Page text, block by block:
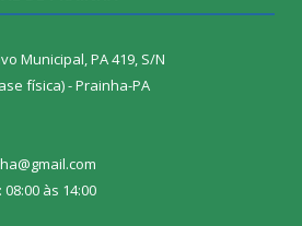
Municipal, PA 419, S/N
física) - Prainha-PA
às 14:00